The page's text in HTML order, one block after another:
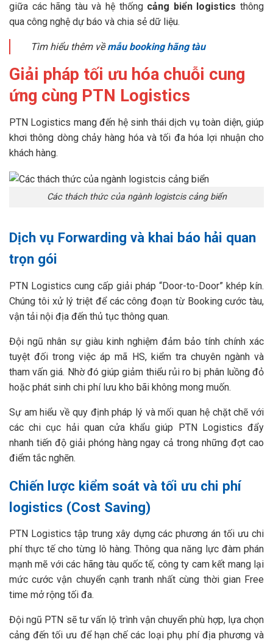
giữa các hãng tàu và hệ thống cảng biển logistics thông
qua công nghệ dự báo và chia sẻ dữ liệu.
Tìm hiểu thêm vềmẫu booking hãng tàu
Giải pháp tối ưu hóa chuỗi cung
ứng cùng PTN Logistics
PTN Logistics mang đến hệ sinh thái dịch vụ toàn diện, giúp
khơi thông dòng chảy hàng hóa và tối đa hóa lợi nhuận cho
khách hàng.
Các thách thức của ngành logistcis cảng biển
Dịch vụ Forwarding và khai báo hải quan
trọn gói
PTN Logistics cung cấp giải pháp “Door-to-Door” khép kín.
Chúng tôi xử lý triệt để các công đoạn từ Booking cước tàu,
vận tải nội địa đến thủ tục thông quan.
Đội ngũ nhân sự giàu kinh nghiệm đảm bảo tính chính xác
tuyệt đối trong việc áp mã HS, kiểm tra chuyên ngành và
tham vấn giá. Nhờ đó giúp giảm thiểu rủi ro bị phân luồng đỏ
hoặc phát sinh chi phí lưu kho bãi không mong muốn.
Sự am hiểu về quy định pháp lý và mối quan hệ chặt chẽ với
các chi cục hải quan cửa khẩu giúp PTN Logistics đẩy
nhanh tiến độ giải phóng hàng ngay cả trong những đợt cao
điểm tắc nghẽn.
Chiến lược kiểm soát và tối ưu chi phí
logistics (Cost Saving)
PTN Logistics tập trung xây dựng các phương án tối ưu chi
phí thực tế cho từng lô hàng. Thông qua năng lực đàm phán
mạnh mẽ với các hãng tàu quốc tế, công ty cam kết mang lại
mức cước vận chuyển cạnh tranh nhất cùng thời gian Free
time mở rộng tối đa.
Đội ngũ PTN sẽ tư vấn lộ trình vận chuyển phù hợp, lựa chọn
cảng đến tối ưu để hạn chế các loại phụ phí địa phương và